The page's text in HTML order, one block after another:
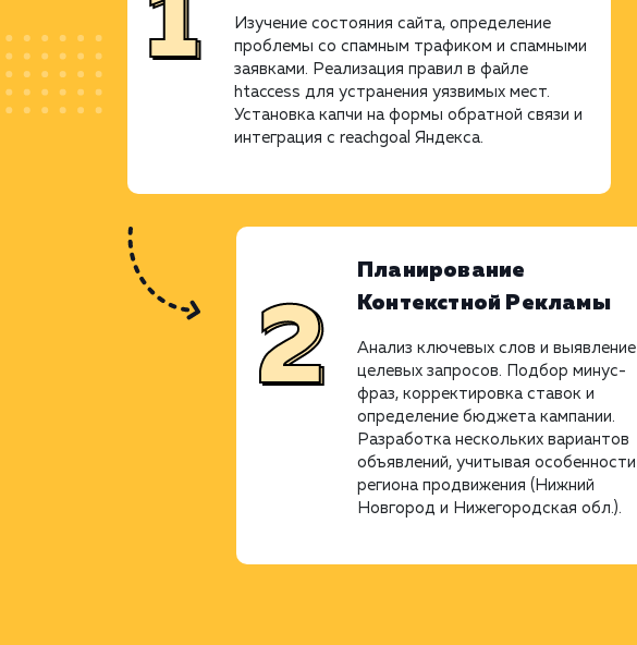
Изучение состояния сайта, определение
проблемы со спамным трафиком и спамными
заявками. Реализация правил в файле
htaccess для устранения уязвимых мест.
Установка капчи на формы обратной связи и
интеграция с reachgoal Яндекса.
Планирование
Контекстной Рекламы
Анализ ключевых слов и выявление
целевых запросов. Подбор минус-
фраз, корректировка ставок и
определение бюджета кампании.
Разработка нескольких вариантов
объявлений, учитывая особенности
региона продвижения (Нижний
Новгород и Нижегородская обл.).